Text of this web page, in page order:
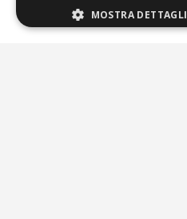
Riferimenti da controllare
MOSTRA DETTAGLI